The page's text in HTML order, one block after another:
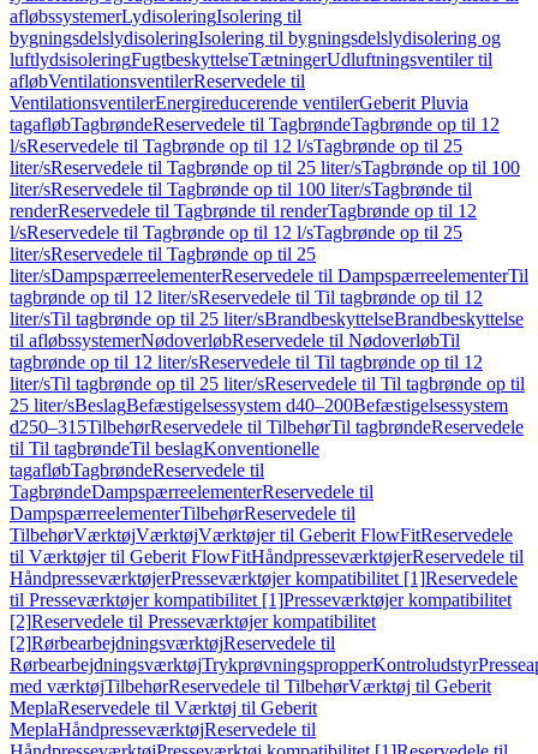
afløbssystemerLydisoleringIsolering til
bygningsdelslydisoleringIsolering til bygningsdelslydisolering og
luftlydsisoleringFugtbeskyttelseTætningerUdluftningsventiler til
afløbVentilationsventilerReservedele til
VentilationsventilerEnergireducerende ventilerGeberit Pluvia
tagafløbTagbrøndeReservedele til TagbrøndeTagbrønde op til 12
l/sReservedele til Tagbrønde op til 12 l/sTagbrønde op til 25
liter/sReservedele til Tagbrønde op til 25 liter/sTagbrønde op til 100
liter/sReservedele til Tagbrønde op til 100 liter/sTagbrønde til
renderReservedele til Tagbrønde til renderTagbrønde op til 12
l/sReservedele til Tagbrønde op til 12 l/sTagbrønde op til 25
liter/sReservedele til Tagbrønde op til 25
liter/sDampspærreelementerReservedele til DampspærreelementerTil
tagbrønde op til 12 liter/sReservedele til Til tagbrønde op til 12
liter/sTil tagbrønde op til 25 liter/sBrandbeskyttelseBrandbeskyttelse
til afløbssystemerNødoverløbReservedele til NødoverløbTil
tagbrønde op til 12 liter/sReservedele til Til tagbrønde op til 12
liter/sTil tagbrønde op til 25 liter/sReservedele til Til tagbrønde op til
25 liter/sBeslagBefæstigelsessystem d40–200Befæstigelsessystem
d250–315TilbehørReservedele til TilbehørTil tagbrøndeReservedele
til Til tagbrøndeTil beslagKonventionelle
tagafløbTagbrøndeReservedele til
TagbrøndeDampspærreelementerReservedele til
DampspærreelementerTilbehørReservedele til
TilbehørVærktøjVærktøjVærktøjer til Geberit FlowFitReservedele
til Værktøjer til Geberit FlowFitHåndpresseværktøjerReservedele til
HåndpresseværktøjerPresseværktøjer kompatibilitet [1]Reservedele
til Presseværktøjer kompatibilitet [1]Presseværktøjer kompatibilitet
[2]Reservedele til Presseværktøjer kompatibilitet
[2]RørbearbejdningsværktøjReservedele til
RørbearbejdningsværktøjTrykprøvningspropperKontroludstyr
med værktøjTilbehørReservedele til TilbehørVærktøj til Geberit
MeplaReservedele til Værktøj til Geberit
MeplaHåndpresseværktøjReservedele til